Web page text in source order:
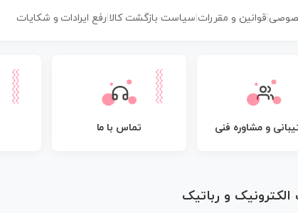
| قوانین و مقررات سیاست بازگشت کالا رفع ایرادات و شکایات
و مشاوره فنی تماس با ما
و رباتیک